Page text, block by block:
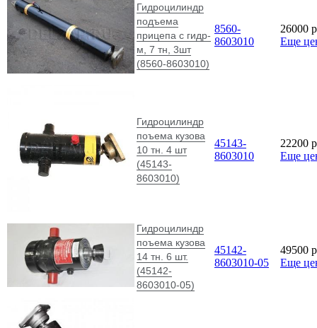
Гидроцилиндр
подъема
прицепа с гидр-
м, 7 тн, 3шт
(8560-8603010)
8560-
8603010
26000 p
Еще
Гидроцилиндр
поъема кузова
10 тн. 4 шт
(45143-
8603010)
45143-
8603010
22200 p
Еще
Гидроцилиндр
поъема кузова
14 тн. 6 шт.
(45142-
8603010-05)
45142-
8603010-05
49500 p
Еще